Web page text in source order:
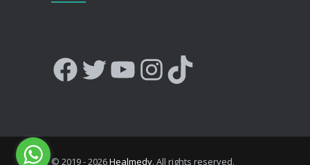
Facebook
Twitter
YouTube
Instagram
TikTok
© 2019 - 2026Healmedy. All rights reserved.